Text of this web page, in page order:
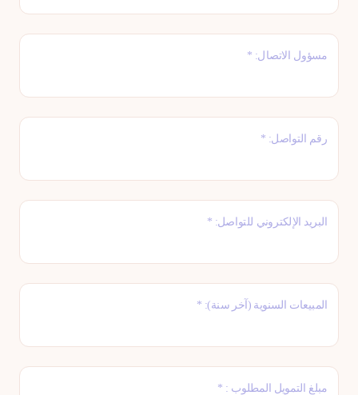
مسؤول الاتصال: *
رقم التواصل: *
البريد الإلكتروني للتواصل: *
المبيعات السنوية (آخر سنة): *
مبلغ التمويل المطلوب : *